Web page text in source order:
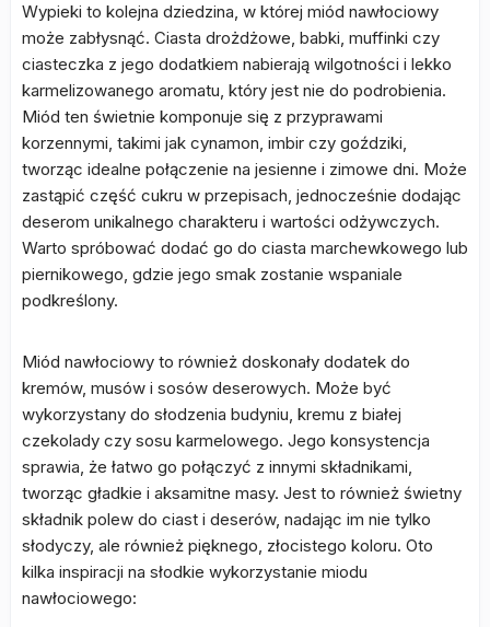
Wypieki to kolejna dziedzina, w której miód nawłociowy
może zabłysnąć. Ciasta drożdżowe, babki, muffinki czy
ciasteczka z jego dodatkiem nabierają wilgotności i lekko
karmelizowanego aromatu, który jest nie do podrobienia.
Miód ten świetnie komponuje się z przyprawami
korzennymi, takimi jak cynamon, imbir czy goździki,
tworząc idealne połączenie na jesienne i zimowe dni. Może
zastąpić część cukru w przepisach, jednocześnie dodając
deserom unikalnego charakteru i wartości odżywczych.
Warto spróbować dodać go do ciasta marchewkowego lub
piernikowego, gdzie jego smak zostanie wspaniale
podkreślony.
Miód nawłociowy to również doskonały dodatek do
kremów, musów i sosów deserowych. Może być
wykorzystany do słodzenia budyniu, kremu z białej
czekolady czy sosu karmelowego. Jego konsystencja
sprawia, że łatwo go połączyć z innymi składnikami,
tworząc gładkie i aksamitne masy. Jest to również świetny
składnik polew do ciast i deserów, nadając im nie tylko
słodyczy, ale również pięknego, złocistego koloru. Oto
kilka inspiracji na słodkie wykorzystanie miodu
nawłociowego: